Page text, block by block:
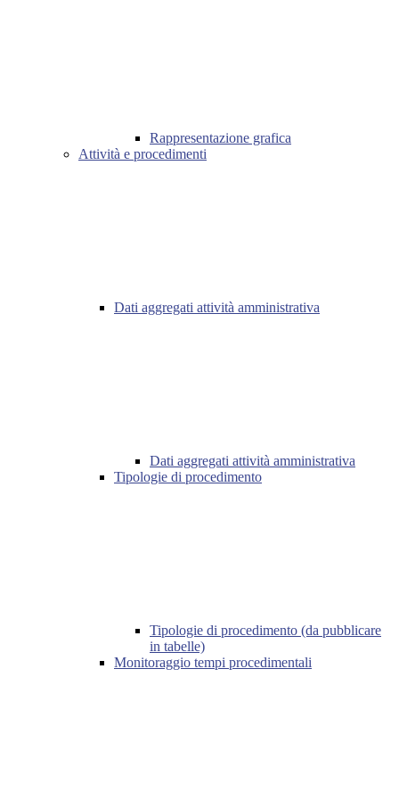
Rappresentazione grafica
Attività e procedimenti
Dati aggregati attività amministrativa
Dati aggregati attività amministrativa
Tipologie di procedimento
Tipologie di procedimento (da pubblicare
in tabelle)
Monitoraggio tempi procedimentali